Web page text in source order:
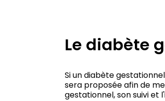
Le diabète
Si un diabète
sera proposée afin de
gestationnel, son suivi